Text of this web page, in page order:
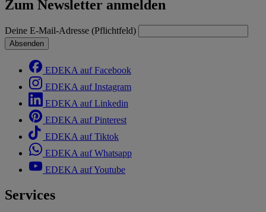
Zum Newsletter anmelden
Deine E-Mail-Adresse (Pflichtfeld)
Absenden
EDEKA auf Facebook
EDEKA auf Instagram
EDEKA auf Linkedin
EDEKA auf Pinterest
EDEKA auf Tiktok
EDEKA auf Whatsapp
EDEKA auf Youtube
Services